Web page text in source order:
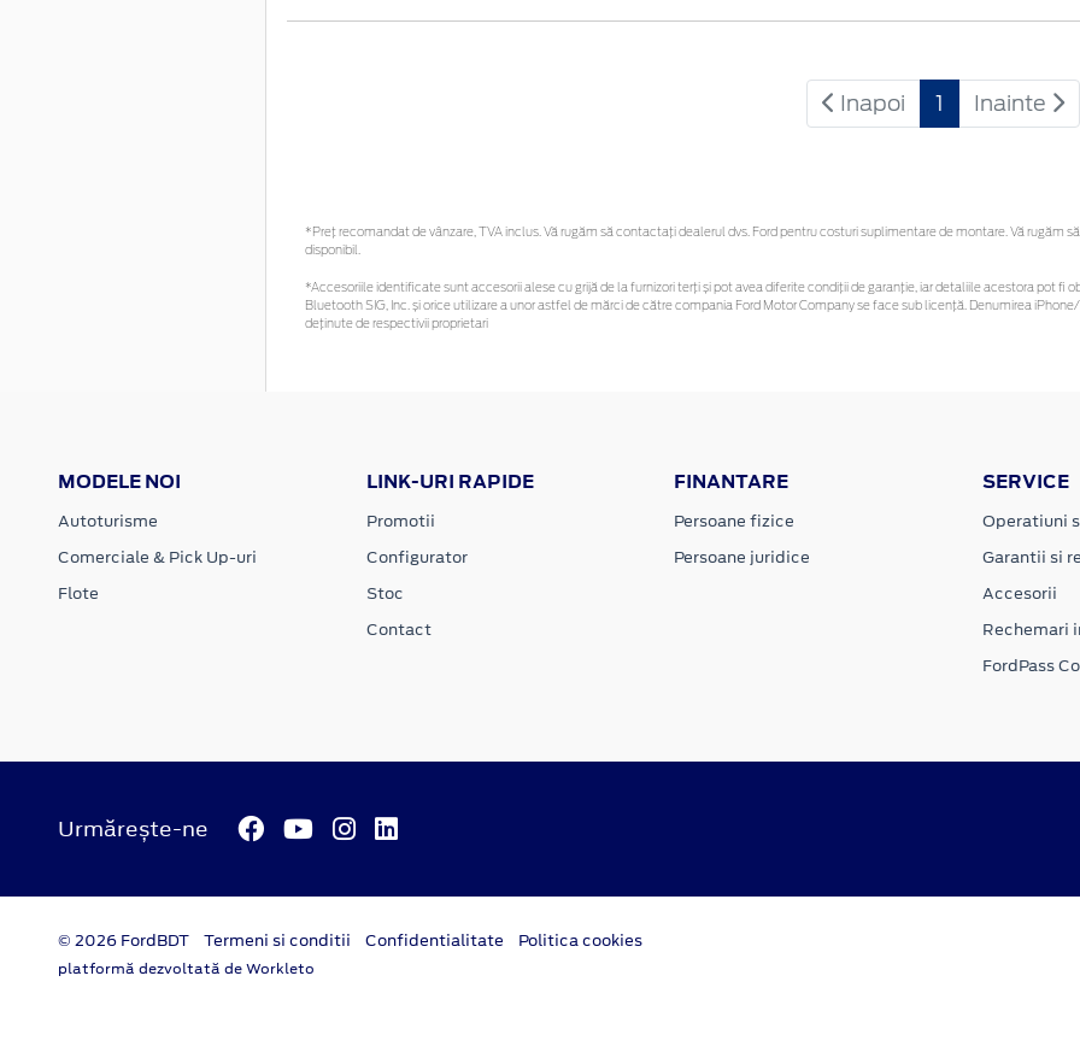
Inapoi 1 Inainte
*Preţ recomandat de vânzare, TVA inclus. Vă rugăm să contactaţi dealerul dvs. Ford pentru costuri suplimentare de montare. Vă
disponibil.
*Accesoriile identificate sunt accesorii alese cu grijă de la furnizori terți și pot avea diferite condiții de garanție, iar detaliile acestora pot fi
Bluetooth SIG, Inc. și orice utilizare a unor astfel de mărci de către compania Ford Motor Company se face sub licență. Denumirea
deținute de respectivii proprietari
MODELE NOI
Autoturisme
Comerciale & Pick Up-uri
Flote
LINK-URI RAPIDE
Promotii
Configurator
Stoc
Contact
FINANTARE
Persoane fizice
Persoane juridice
SERVICE
Operatiuni
Garantii si
Accesorii
Rechemari
FordPass
Urmărește-ne
© 2026 FordBDT Termeni si conditii Confidentialitate Politica cookies
platformă dezvoltată de Workleto